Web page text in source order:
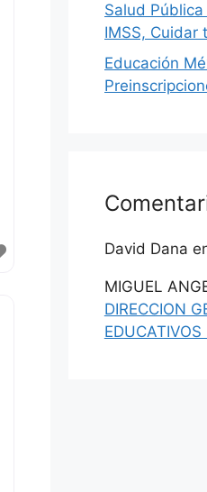
Salud
IMSS, Cuidar
Educación
David Dana
MIGUEL
DIRECCION